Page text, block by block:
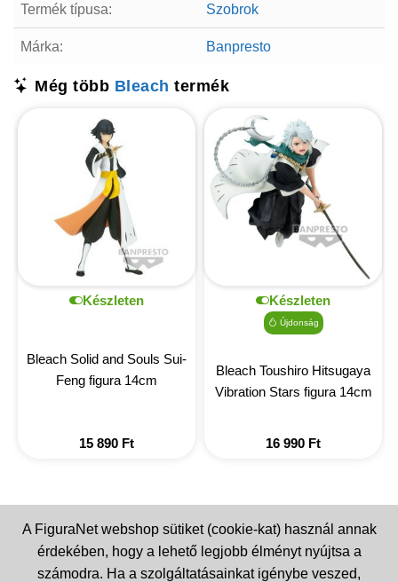
Termék típusa: Szobrok
Márka: Banpresto
Még több Bleach termék
Készleten
Bleach Solid and Souls Sui-
Feng figura 14cm
15 890 Ft
Készleten
Újdonság
Bleach Toushiro Hitsugaya
Vibration Stars figura 14cm
16 990 Ft
A FiguraNet webshop sütiket (cookie-kat) használ annak
érdekében, hogy a lehető legjobb élményt nyújtsa a
számodra. Ha a szolgáltatásainkat igénybe veszed,